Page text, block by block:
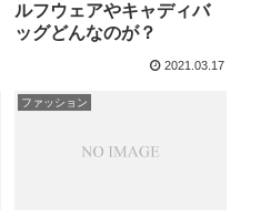
ルフウェアやキャディバ
ッグどんなのが？
2021.03.17
ファッション